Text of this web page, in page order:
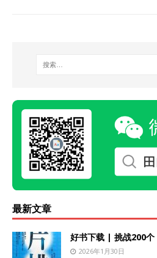
最新文章
好书下载 | 挑战200个
2026年1月30日